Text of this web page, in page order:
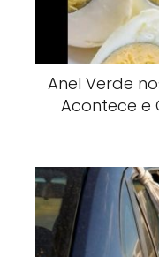
Anel Verde
Acontece e